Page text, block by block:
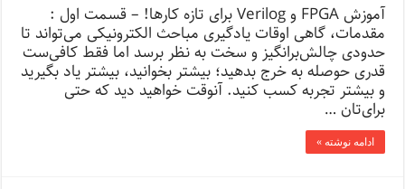
آموزش FPGA و Verilog برای تازه کارها! – قسمت اول :
مقدمات، گاهی اوقات یادگیری مباحث الکترونیکی می‌تواند تا
حدودی چالش‌برانگیز و سخت به نظر برسد اما فقط کافی‌ست
قدری حوصله به خرج بدهید؛ بیشتر بخوانید، بیشتر یاد بگیرید
و بیشتر تجربه کسب کنید. آنوقت خواهید دید که حتی
برای‌تان …
ادامه نوشته »